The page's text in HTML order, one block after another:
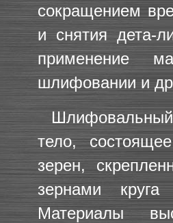
сокращением
и снятия дета-
применение
шлифовании и
Шлифовальный
тело,
зерен,
зернами
Материалы